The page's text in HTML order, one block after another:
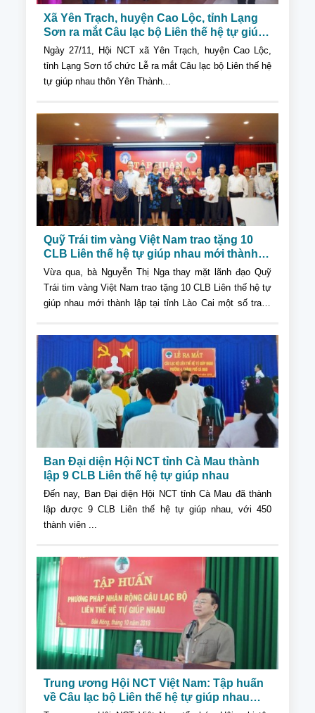
Xã Yên Trạch, huyện Cao Lộc, tỉnh Lạng
Sơn ra mắt Câu lạc bộ Liên thế hệ tự giúp
nhau
Ngày 27/11, Hội NCT xã Yên Trạch, huyện Cao Lộc,
tỉnh Lạng Sơn tổ chức Lễ ra mắt Câu lạc bộ Liên thế hệ
tự giúp nhau thôn Yên Thành...
Quỹ Trái tim vàng Việt Nam trao tặng 10
CLB Liên thế hệ tự giúp nhau mới thành
lập tại tỉnh Lào Cai một số trang thiết bị...
Vừa qua, bà Nguyễn Thị Nga thay mặt lãnh đạo Quỹ
Trái tim vàng Việt Nam trao tặng 10 CLB Liên thế hệ tự
giúp nhau mới thành lập tại tỉnh Lào Cai một số trang
trắng truyền thông...
Ban Đại diện Hội NCT tỉnh Cà Mau thành
lập 9 CLB Liên thế hệ tự giúp nhau
Đến nay, Ban Đại diện Hội NCT tỉnh Cà Mau đã thành
lập được 9 CLB Liên thế hệ tự giúp nhau, với 450
thành viên ...
Trung ương Hội NCT Việt Nam: Tập huấn
về Câu lạc bộ Liên thế hệ tự giúp nhau